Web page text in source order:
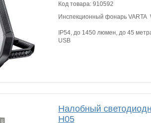
Код товара: 910592
Инспекционный фонарь VARTA
IP54, до 1450 люмен, до 45
USB
Налобный
H05